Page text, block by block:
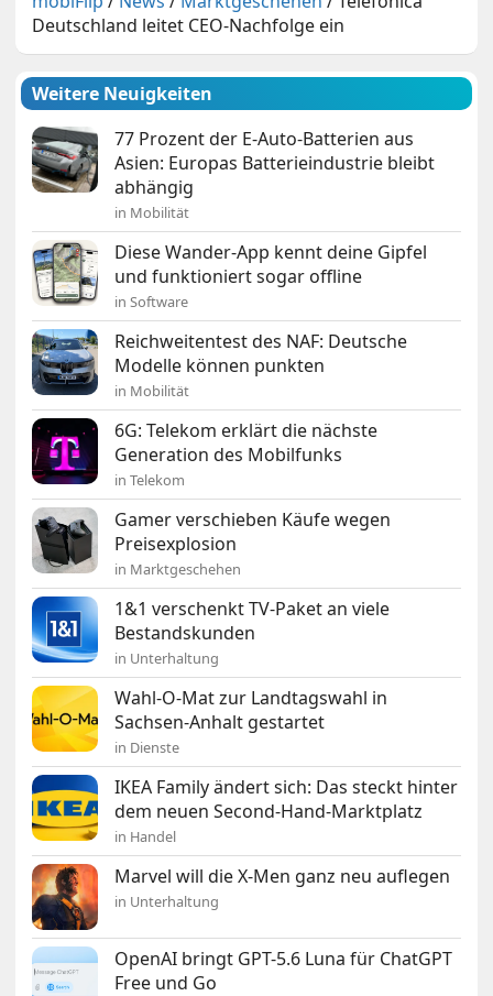
Deutschland leitet CEO-Nachfolge ein
Weitere Neuigkeiten
77 Prozent der E-Auto-Batterien aus
Asien: Europas Batterieindustrie bleibt
abhängig
in Mobilität
Diese Wander-App kennt deine Gipfel
und funktioniert sogar offline
in Software
Reichweitentest des NAF: Deutsche
Modelle können punkten
in Mobilität
6G: Telekom erklärt die nächste
Generation des Mobilfunks
in Telekom
Gamer verschieben Käufe wegen
Preisexplosion
in Marktgeschehen
1&1 verschenkt TV-Paket an viele
Bestandskunden
in Unterhaltung
Wahl-O-Mat zur Landtagswahl in
Sachsen-Anhalt gestartet
in Dienste
IKEA Family ändert sich: Das steckt hinter
dem neuen Second-Hand-Marktplatz
in Handel
Marvel will die X-Men ganz neu auflegen
in Unterhaltung
OpenAI bringt GPT-5.6 Luna für ChatGPT
Free und Go